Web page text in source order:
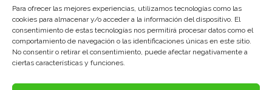
Para ofrecer las mejores experiencias, utilizamos tecnologías como las
cookies para almacenar y/o acceder a la información del dispositivo. El
consentimiento de estas tecnologías nos permitirá procesar datos como el
comportamiento de navegación o las identificaciones únicas en este sitio.
No consentir o retirar el consentimiento, puede afectar negativamente a
ciertas características y funciones.